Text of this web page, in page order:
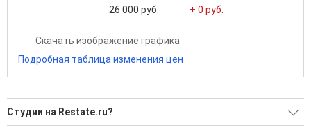
26 000 руб. + 0 руб.
Скачать изображение графика
Подробная таблица изменения цен
Студии на Restate.ru?